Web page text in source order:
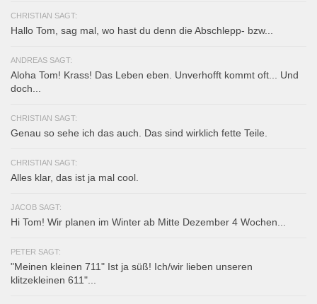
CHRISTIAN SAGT:
Hallo Tom, sag mal, wo hast du denn die Abschlepp- bzw...
ANDREAS SAGT:
Aloha Tom! Krass! Das Leben eben. Unverhofft kommt oft... Und
doch...
CHRISTIAN SAGT:
Genau so sehe ich das auch. Das sind wirklich fette Teile.
CHRISTIAN SAGT:
Alles klar, das ist ja mal cool.
JACOB SAGT:
Hi Tom! Wir planen im Winter ab Mitte Dezember 4 Wochen...
PETER SAGT:
"Meinen kleinen 711" Ist ja süß! Ich/wir lieben unseren
klitzekleinen 611"...